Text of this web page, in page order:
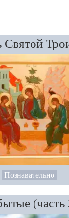
Святой
Познавательно
(часть